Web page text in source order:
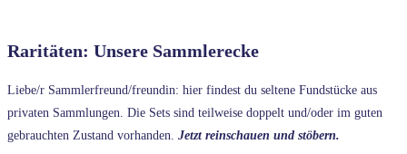
Raritäten: Unsere Sammlerecke
Liebe/r Sammlerfreund/freundin: hier findest du seltene Fundstücke aus
privaten Sammlungen. Die Sets sind teilweise doppelt und/oder im guten
gebrauchten Zustand vorhanden. Jetzt reinschauen und stöbern.